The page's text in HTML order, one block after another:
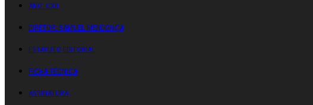
ANO: CXII
DIRETOR: SAMUEL MENDONÇA
ESTATUTO EDITORIAL
FICHA TÉCNICA
ASSINATURA